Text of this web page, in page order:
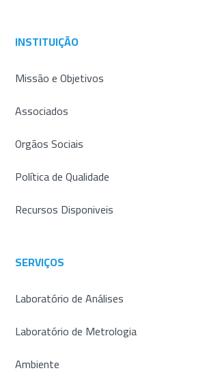
INSTITUIÇÃO
Missão e Objetivos
Associados
Orgãos Sociais
Política de Qualidade
Recursos Disponiveis
SERVIÇOS
Laboratório de Análises
Laboratório de Metrologia
Ambiente